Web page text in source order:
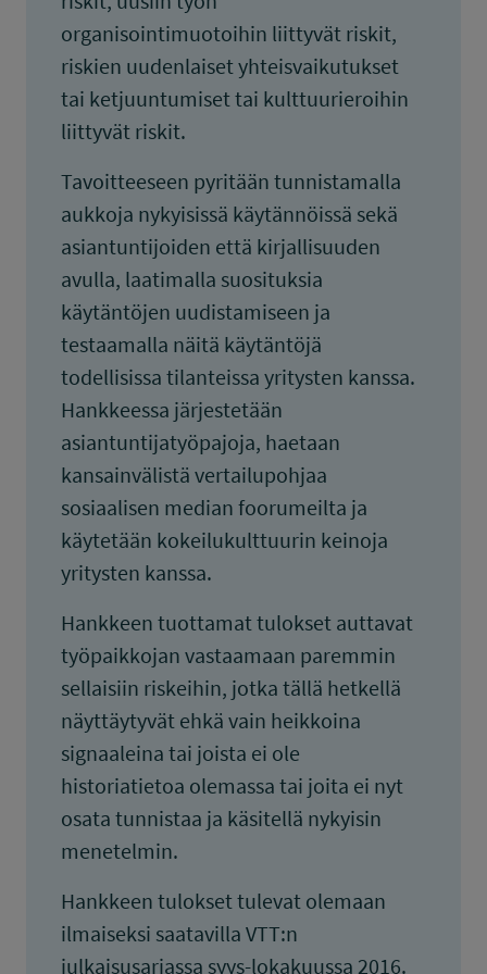
organisointimuotoihin liittyvät riskit,
riskien uudenlaiset yhteisvaikutukset
tai ketjuuntumiset tai kulttuurieroihin
liittyvät riskit.
Tavoitteeseen pyritään tunnistamalla
aukkoja nykyisissä käytännöissä sekä
asiantuntijoiden että kirjallisuuden
avulla, laatimalla suosituksia
käytäntöjen uudistamiseen ja
testaamalla näitä käytäntöjä
todellisissa tilanteissa yritysten kanssa.
Hankkeessa järjestetään
asiantuntijatyöpajoja, haetaan
kansainvälistä vertailupohjaa
sosiaalisen median foorumeilta ja
käytetään kokeilukulttuurin keinoja
yritysten kanssa.
Hankkeen tuottamat tulokset auttavat
työpaikkojan vastaamaan paremmin
sellaisiin riskeihin, jotka tällä hetkellä
näyttäytyvät ehkä vain heikkoina
signaaleina tai joista ei ole
historiatietoa olemassa tai joita ei nyt
osata tunnistaa ja käsitellä nykyisin
menetelmin.
Hankkeen tulokset tulevat olemaan
ilmaiseksi saatavilla VTT:n
julkaisusarjassa syys-lokakuussa 2016.